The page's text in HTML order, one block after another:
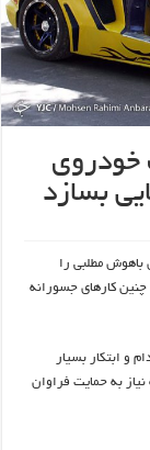
خودروی
بسازد
باهوش مطلبی را
چنین کارهایجسورانه
و ابتکار بسیار
به حمایت فراوان